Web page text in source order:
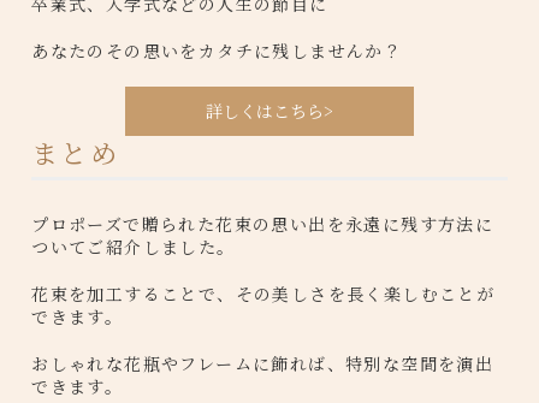
あなたのその思いをカタチに残しませんか？
詳しくはこちら>
まとめ
プロポーズで贈られた花束の思い出を永遠に残す方法に
ついてご紹介しました。
花束を加工することで、その美しさを長く楽しむことが
できます。
おしゃれな花瓶やフレームに飾れば、特別な空間を演出
できます。